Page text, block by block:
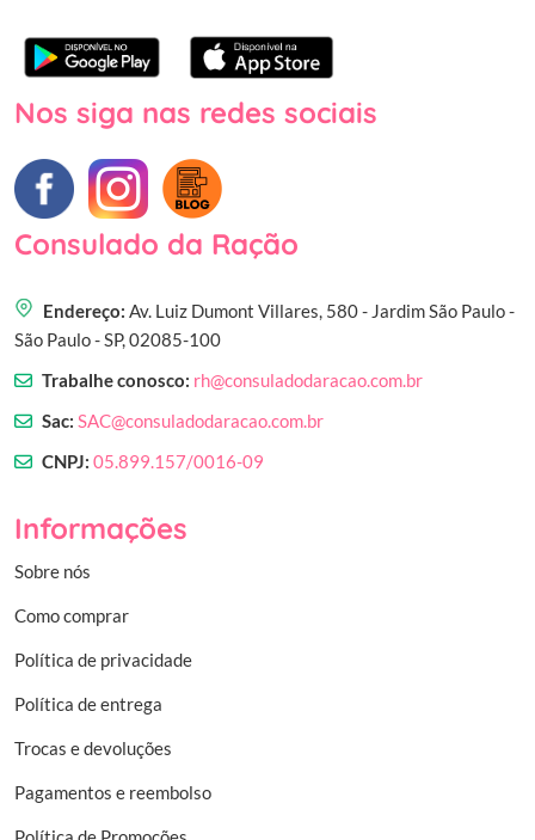
Nos siga nas redes sociais
Consulado da Ração
Endereço: Av. Luiz Dumont Villares, 580 - Jardim São Paulo -
São Paulo - SP, 02085-100
Trabalhe conosco: rh@consuladodaracao.com.br
Sac: SAC@consuladodaracao.com.br
CNPJ: 05.899.157/0016-09
Informações
Sobre nós
Como comprar
Política de privacidade
Política de entrega
Trocas e devoluções
Pagamentos e reembolso